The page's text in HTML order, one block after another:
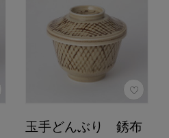
玉手どんぶり 銹布